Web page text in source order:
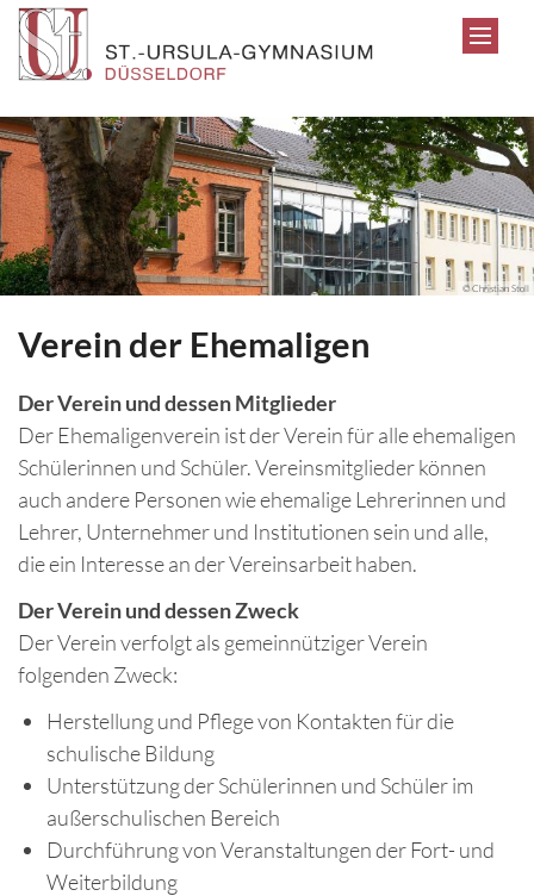
Zum Inhalt springen
© Christian Stoll
Verein der Ehemaligen
Der Verein und dessen Mitglieder
Der Ehemaligenverein ist der Verein für alle ehemaligen
Schülerinnen und Schüler. Vereinsmitglieder können
auch andere Personen wie ehemalige Lehrerinnen und
Lehrer, Unternehmer und Institutionen sein und alle,
die ein Interesse an der Vereinsarbeit haben.
Der Verein und dessen Zweck
Der Verein verfolgt als gemeinnütziger Verein
folgenden Zweck:
Herstellung und Pflege von Kontakten für die
schulische Bildung
Unterstützung der Schülerinnen und Schüler im
außerschulischen Bereich
Durchführung von Veranstaltungen der Fort- und
Weiterbildung